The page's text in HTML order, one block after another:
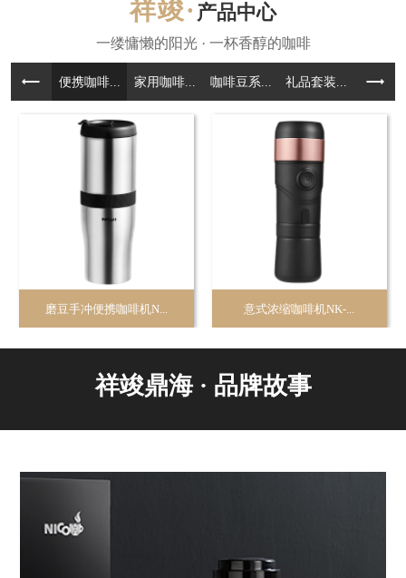
产品中心
便携咖啡... 家用咖啡... 咖啡豆系... 礼品套装... 咖啡周
磨豆手冲便携咖啡机N... 意式浓缩咖啡机NK-...
祥竣鼎海 · 品牌故事